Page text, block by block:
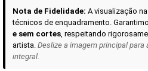
Nota de Fidelidade: A visualização
técnicos de enquadramento.
e sem cortes, respeitando
artista. Deslize a imagem principal para
integral.